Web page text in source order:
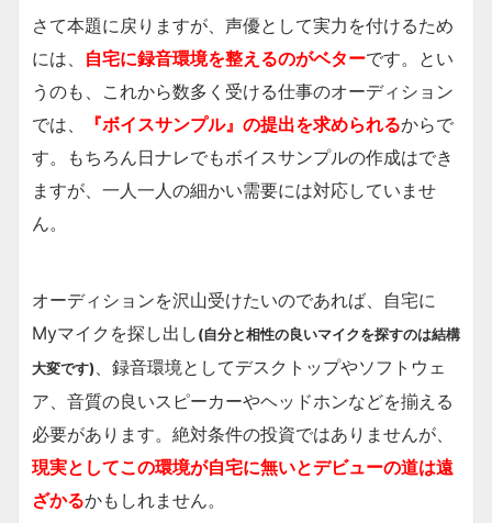
さて本題に戻りますが、声優として実力を付けるため
には、 自宅に録音環境を整えるのがベターです。とい
うのも、これから数多く受ける仕事のオーディション
では、
『ボイスサンプル』の提出を求められるからで
す。もちろん日ナレでもボイスサンプルの作成はでき
ますが、一人一人の細かい需要には対応していませ
ん。
オーディションを沢山受けたいのであれば、自宅に
Myマイクを探し出し(自分と相性の良いマイクを探すのは結構
大変です)
、録音環境としてデスクトップやソフトウェ
ア、音質の良いスピーカーやヘッドホンなどを揃える
必要があります。絶対条件の投資ではありませんが、
現実としてこの環境が自宅に無いとデビューの道は遠
ざかるかもしれません。